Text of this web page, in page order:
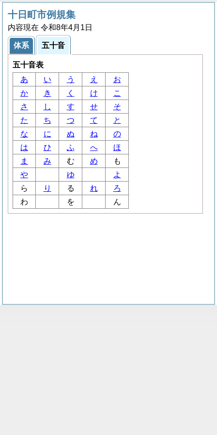
十日町市例規集
内容現在 令和8年4月1日
体系 五十音
五十音表
あ
い う え
お
か
き く け
こ
さ
し す せ
そ
た
ち つ て
と
な
に ぬ ね
の
は
ひ ふ へ
ほ
ま
み む め
も
や
ゆ
よ
ら
り る れ
ろ
わ
を ん